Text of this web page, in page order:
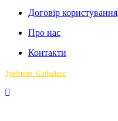
Договір користування
Про нас
Контакти
Зроблено: Globalistic